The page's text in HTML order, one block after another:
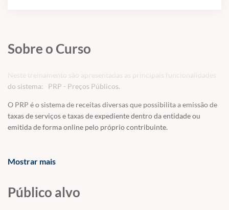
Sobre o Curso
Neste treinamento são apresentadas as principais funcionalidades
do sistema: PRP - Preços Públicos.
O PRP é o sistema de receitas diversas que possibilita a emissão de
taxas de serviços e taxas de expediente dentro da entidade ou
emitida de forma online pelo próprio contribuinte.
Aviso Legal:
Mostrar mais
Público alvo